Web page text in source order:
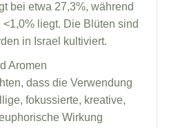
bei etwa 27,3%, während
liegt. Die Blüten sind
in Israel kultiviert.
Aromen
dass die Verwendung
fokussierte, kreative,
Wirkung